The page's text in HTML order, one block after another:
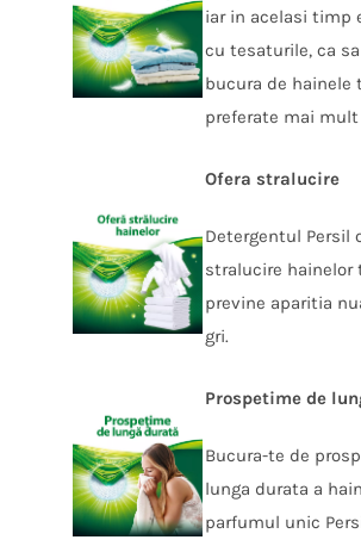
iar in acelasi timp
cu tesaturile, ca
bucura de hainele
preferate mai
Ofera stralucire
Detergentul Persil
stralucire hainelor
previne aparitia
gri.
Prospetime de
Bucura-te de
lunga durata a
parfumul unic